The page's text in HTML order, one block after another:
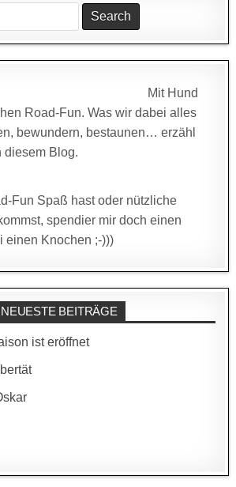
Mit Hund
Road-Fun. Was wir dabei alles
bewundern, bestaunen… erzähl
diesem Blog.
Fun Spaß hast oder nützliche
spendier mir doch einen
einen Knochen ;-)))
NEUESTE BEITRÄGE
ist eröffnet